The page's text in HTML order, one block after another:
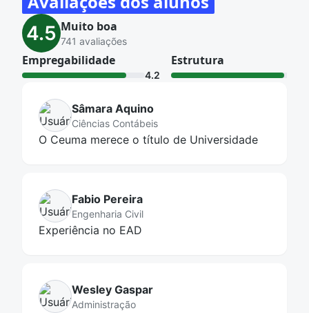
beleza, lojas, áreas de convivência, academia, Wi-Fi
grátis.
4.5 Muito boa
741 avaliações
Empregabilidade
4.2
Estrutura
Sâmara Aquino
Ciências Contábeis
O Ceuma merece o título de Universidade
Fabio Pereira
Engenharia Civil
Experiência no EAD
Wesley Gaspar
Administração